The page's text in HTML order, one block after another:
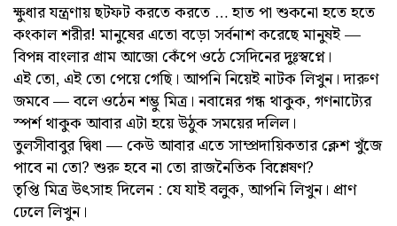
ক্ষুধার যন্ত্রণায় ছটফট করতে করতে … হাত পা শুকনো হতে হতে
কংকাল শরীর! মানুষের এতো বড়ো সর্বনাশ করেছে মানুষ‌ই —
বিপন্ন বাংলার গ্রাম আজো কেঁপে ওঠে সেদিনের দুঃস্বপ্নে।
এই তো, এই তো পেয়ে গেছি। আপনি নিয়েই নাটক লিখুন। দারুণ
জমবে — বলে ওঠেন শম্ভু মিত্র। নবান্নের গন্ধ থাকুক, গণনাট্যের
স্পর্শ থাকুক আবার এটা হয়ে উঠুক সময়ের দলিল।
তুলসীবাবুর দ্বিধা — কেউ আবার এতে সাম্প্রদায়িকতার ক্লেশ খুঁজে
পাবে না তো? শুরু হবে না তো রাজনৈতিক বিশ্লেষণ?
তৃপ্তি মিত্র উৎসাহ দিলেন : যে যাই বলুক, আপনি লিখুন। প্রাণ
ঢেলে লিখুন।